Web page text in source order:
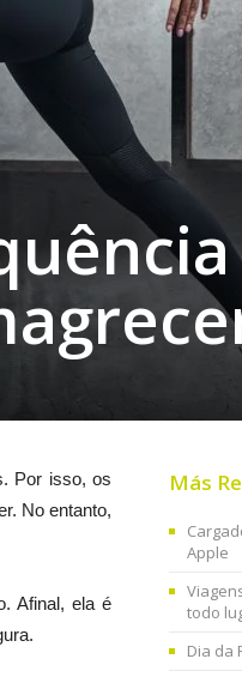
Por isso, os
No entanto,
Afinal, ela é
Más
Apple
todo
Dia da